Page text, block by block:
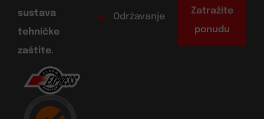
sustava
tehničke
zaštite.
Održavanje
Zatražite
ponudu